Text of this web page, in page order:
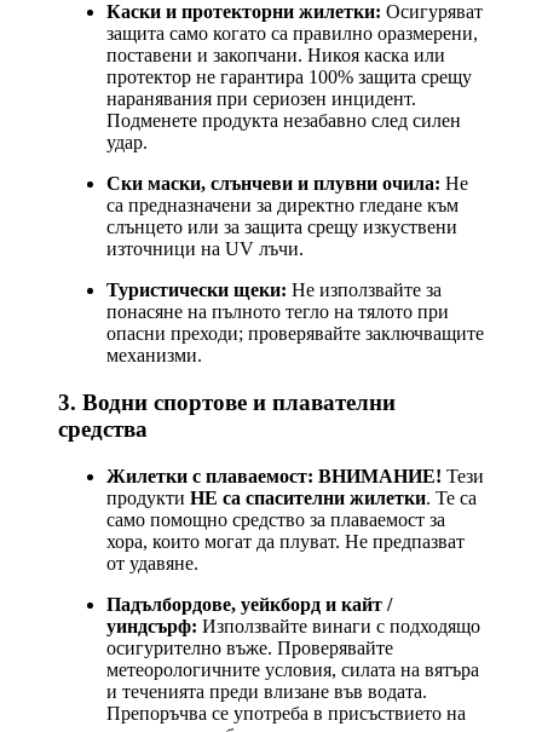
Каски и протекторни жилетки: Осигуряват
защита само когато са правилно оразмерени,
поставени и закопчани. Никоя каска или
протектор не гарантира 100% защита срещу
наранявания при сериозен инцидент.
Подменете продукта незабавно след силен
удар.
Ски маски, слънчеви и плувни очила: Не
са предназначени за директно гледане към
слънцето или за защита срещу изкуствени
източници на UV лъчи.
Туристически щеки: Не използвайте за
понасяне на пълното тегло на тялото при
опасни преходи; проверявайте заключващите
механизми.
3. Водни спортове и плавателни
средства
Жилетки с плаваемост: ВНИМАНИЕ! Тези
продукти НЕ са спасителни жилетки. Те са
само помощно средство за плаваемост за
хора, които могат да плуват. Не предпазват
от удавяне.
Падълбордове, уейкборд и кайт /
уиндсърф: Използвайте винаги с подходящо
осигурително въже. Проверявайте
метеорологичните условия, силата на вятъра
и теченията преди влизане във водата.
Препоръчва се употреба в присъствието на